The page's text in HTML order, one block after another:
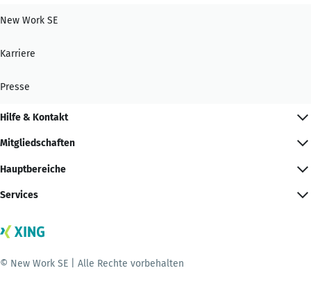
New Work SE
Karriere
Presse
Hilfe & Kontakt
Mitgliedschaften
Hauptbereiche
Services
© New Work SE | Alle Rechte vorbehalten